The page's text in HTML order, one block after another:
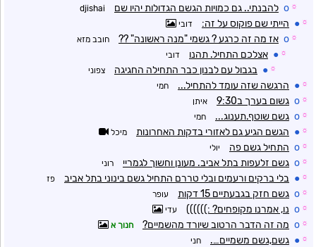
☼
o להבנתי.. גם כמויות הגשם הגדולות יהיו שם djishai
☼
● הייתי שם פוקוס על זה: דובי
☼
o אז מה זה כרגע ? גשמי "מנה ראשונה" ?? חובב מזא
☼
● אצלכם התחיל. תהנו דובי
☼
● בגבול עם לבנון כבר התחילה החגיגה צפוני
☼
● הרגשה שזה עומד להתחיל... חמי
☼
o גשום בערך ב9:30 איתן
☼
o גשם שוטף.תענוג... חמי
☼
● הגשם הגיע גם לאזורי בדקות האחרונות מיכל
☼
o התחיל גשם פה יולי
☼
o גשם זלעפות בתל אביב. מעונן וחשוך לגמריי רוני
☼
● בלי ברקים ורעמים ובלי טררם התחיל גשם בינוני בתל אביב פז
☼
o גשם חזק בגבעתיים 15 דקות עופר
☼
o נו, אמרנו מקופחים? :)))))) עדי
☼
o מה זה הדבר הרטוב שיורד מהשמיים? חנוך א
☼
● גשם,גשם משמיים…. חני